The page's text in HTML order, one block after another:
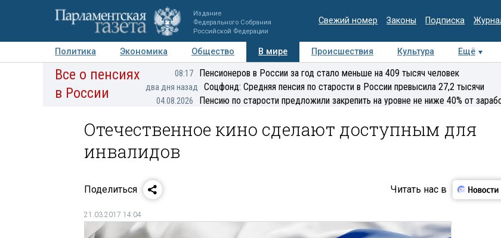
Издание
Федерального Собрания
Российской Федерации
Свежий номер Законы Подписка
Политика Экономика Общество В мире Происшествия Культура Ещё
Авторы Персоны Мнения Регионы Медиацентр Интервью Колумнисты
Все о пенсиях
в России
08:17 Пенсионеров в России за год стало меньше на 409 тысяч человек
два дня назад Соцфонд: Средняя пенсия по старости в России превысила 27,2 тысячи
04.08.2026 Пенсию по старости предложили закрепить на уровне не ниже 40% от
Отечественное кино сделают доступным для
инвалидов
Поделиться Читать нас в
21.03.2017 14:04